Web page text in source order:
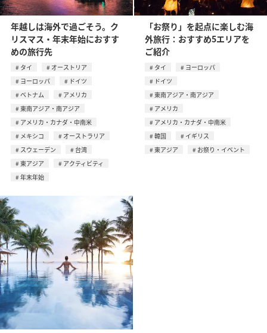
年越しは海外で過ごそう。ク
リスマス・年末年始におすす
めの旅行先
タイ
オーストリア
ヨーロッパ
ドイツ
ベトナム
アメリカ
東南アジア・南アジア
アメリカ・カナダ・中南米
メキシコ
オーストラリア
スウェーデン
台湾
東アジア
アクティビティ
年末年始
「お祭り」を起点に楽しむ海
外旅行：おすすめ5エリアを
ご紹介
タイ
ヨーロッパ
ドイツ
東南アジア・南アジア
アメリカ
アメリカ・カナダ・中南米
韓国
イギリス
東アジア
お祭り・イベント